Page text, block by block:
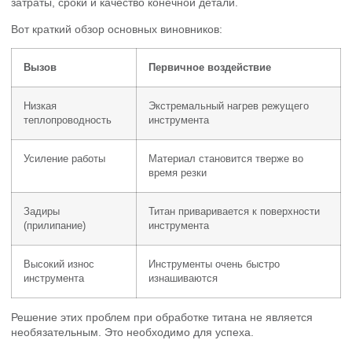
затраты, сроки и качество конечной детали.
Вот краткий обзор основных виновников:
Вызов Первичное воздействие
Низкая
теплопроводность
Экстремальный нагрев режущего
инструмента
Усиление работы
Материал становится тверже во
время резки
Задиры
(прилипание)
Титан приваривается к поверхности
инструмента
Высокий износ
инструмента
Инструменты очень быстро
изнашиваются
Решение этих проблем при обработке титана не является
необязательным. Это необходимо для успеха.